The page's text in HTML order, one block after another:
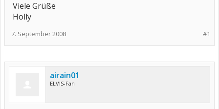
Viele Grüße
Holly
#1
7. September 2008
airain01
ELVIS-Fan